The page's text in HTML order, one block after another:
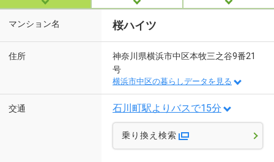
マンション名 桜ハイツ
住所
神奈川県横浜市中区本牧三之谷9番21
号
横浜市中区の暮らしデータを見る
交通 石川町駅よりバスで15分
乗り換え検索